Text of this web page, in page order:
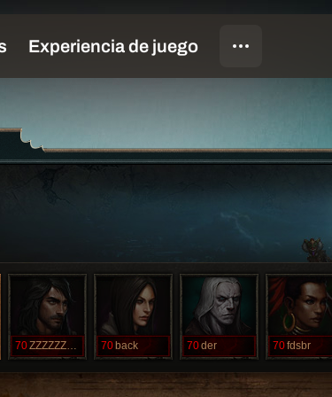
70 ZZZZZZZZZZZZ 70 back 70der 70fdsbr